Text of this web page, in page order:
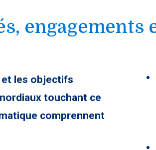
engagements
les objectifs
touchant ce
comprennent